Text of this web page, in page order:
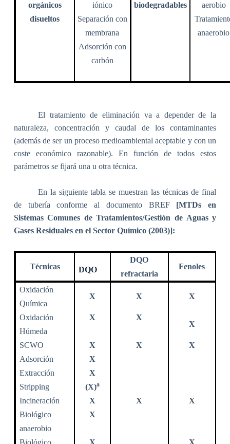
orgánicos
disueltos
iónico
Separación con
membrana
Adsorción con
carbón
biodegradables
aerobio
anaerobio
El tratamiento de eliminación va a dependerde la
naturaleza, concentración y caudal de los contaminantes
(además de ser un proceso medioambiental aceptable y con un
coste económico razonable). En función de todos estos
parámetros se fijará una u otra técnica.
En la siguiente tabla se muestran las técnicas de final
de tubería conforme al documento BREF [MTDs en
Sistemas Comunes de Tratamientos/Gestión de Aguas y
Gases Residuales en el Sector Químico (2003)]:
Técnicas DQO
DQO
refractaria
Fenoles
Oxidación
Química
X X X
Oxidación
Húmeda
X X
X
SCWO X X
X
Adsorción
X
Extracción
X
Stripping
(X)a
Incineración X X
X
Biológico
anaerobio
X
Biológico X X